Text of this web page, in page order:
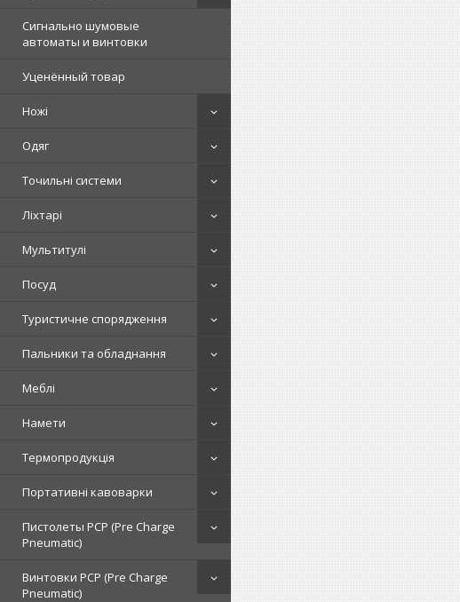
Сигнально шумовые
автоматы и винтовки
Уценённый товар
Ножі
Одяг
Точильні системи
Ліхтарі
Мультитулі
Посуд
Туристичне спорядження
Пальники та обладнання
Меблі
Намети
Термопродукція
Портативні кавоварки
Пистолеты PCP (Pre Charge
Pneumatic)
Винтовки PCP (Pre Charge
Pneumatic)